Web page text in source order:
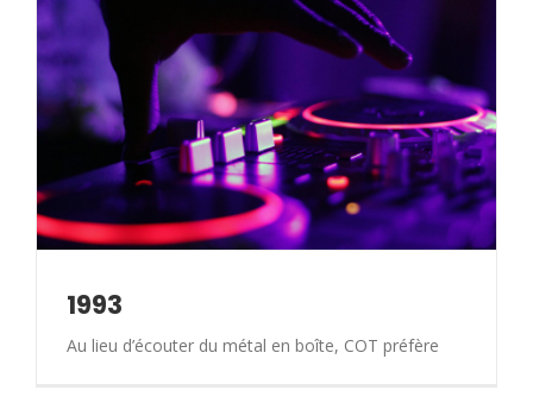
1993
Au lieu d’écouter du métal en boîte, COT préfère